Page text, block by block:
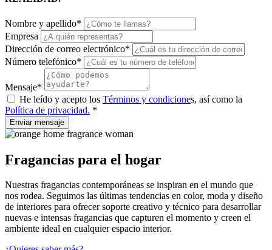
Nombre y apellido*
Empresa
Dirección de correo electrónico*
Número telefónico*
Mensaje*
He leído y acepto los Términos y condiciones, así como la
Política de privacidad. *
Enviar mensaje
Fragancias para el hogar
Nuestras fragancias contemporáneas se inspiran en el mundo que
nos rodea. Seguimos las últimas tendencias en color, moda y diseño
de interiores para ofrecer soporte creativo y técnico para desarrollar
nuevas e intensas fragancias que capturen el momento y creen el
ambiente ideal en cualquier espacio interior.